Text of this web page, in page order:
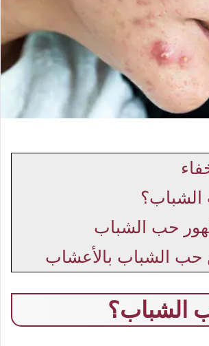
حب الشباب
حب الشباب بالأعشاب
الشباب؟